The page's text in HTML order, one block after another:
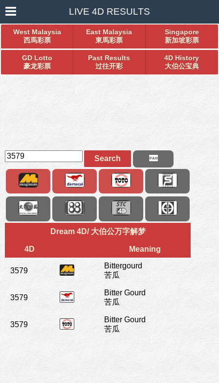
LIVE 4D RESULTS
West Malaysia
西馬彩票
East Malaysia
東馬彩票
Singapore
新加坡彩票
GD Lotto
豪龙彩票
Past Results
过往开彩
4D History
大伯公宝典
Search
Dream 4D/ 大伯公万字解梦
4D Meaning
3579
Bittergourd
苦瓜
3579
Bitter Gourd
苦瓜
3579
Bitter Gourd
苦瓜